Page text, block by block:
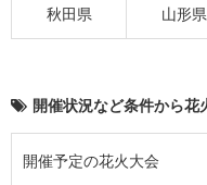
秋田県 山形県
開催状況など条件から花
開催予定の花火大会